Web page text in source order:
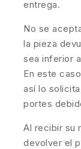
entrega.
No se
la pieza
sea inferior
En este
así lo
portes
Al recibir su
devolver el